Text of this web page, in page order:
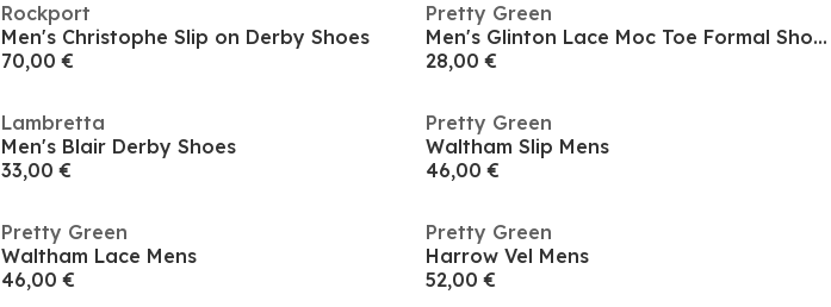
Rockport
Men's Christophe Slip on Derby Shoes
70,00 €
Pretty Green
Men's Glinton Lace Moc Toe Formal Shoes
28,00 €
Lambretta
Men's Blair Derby Shoes
33,00 €
Pretty Green
Waltham Slip Mens
46,00 €
Pretty Green
Waltham Lace Mens
46,00 €
Pretty Green
Harrow Vel Mens
52,00 €